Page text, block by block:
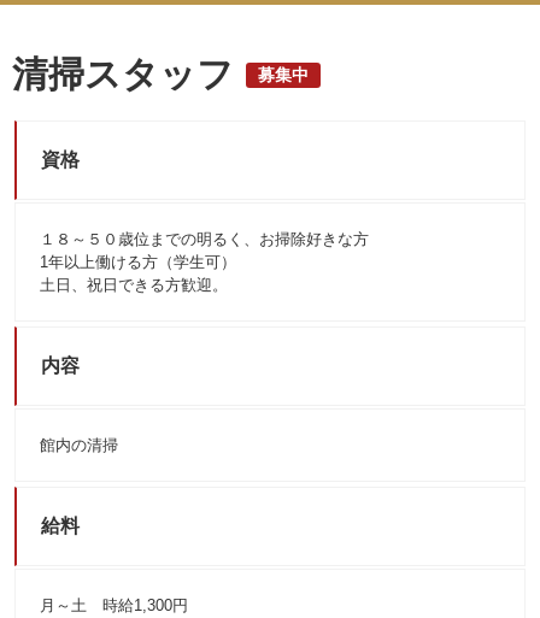
清掃スタッフ 募集中
資格
１８～５０歳位までの明るく、お掃除好きな方
1年以上働ける方（学生可）
土日、祝日できる方歓迎。
内容
館内の清掃
給料
月～土 時給1,300円